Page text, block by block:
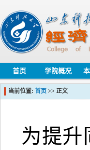
首页 学院概况
当前位置: 首页 >> 正文
为提升